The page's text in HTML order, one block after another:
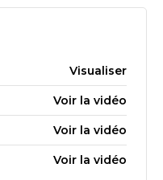
Visualiser
Voir la vidéo
Voir la vidéo
Voir la vidéo